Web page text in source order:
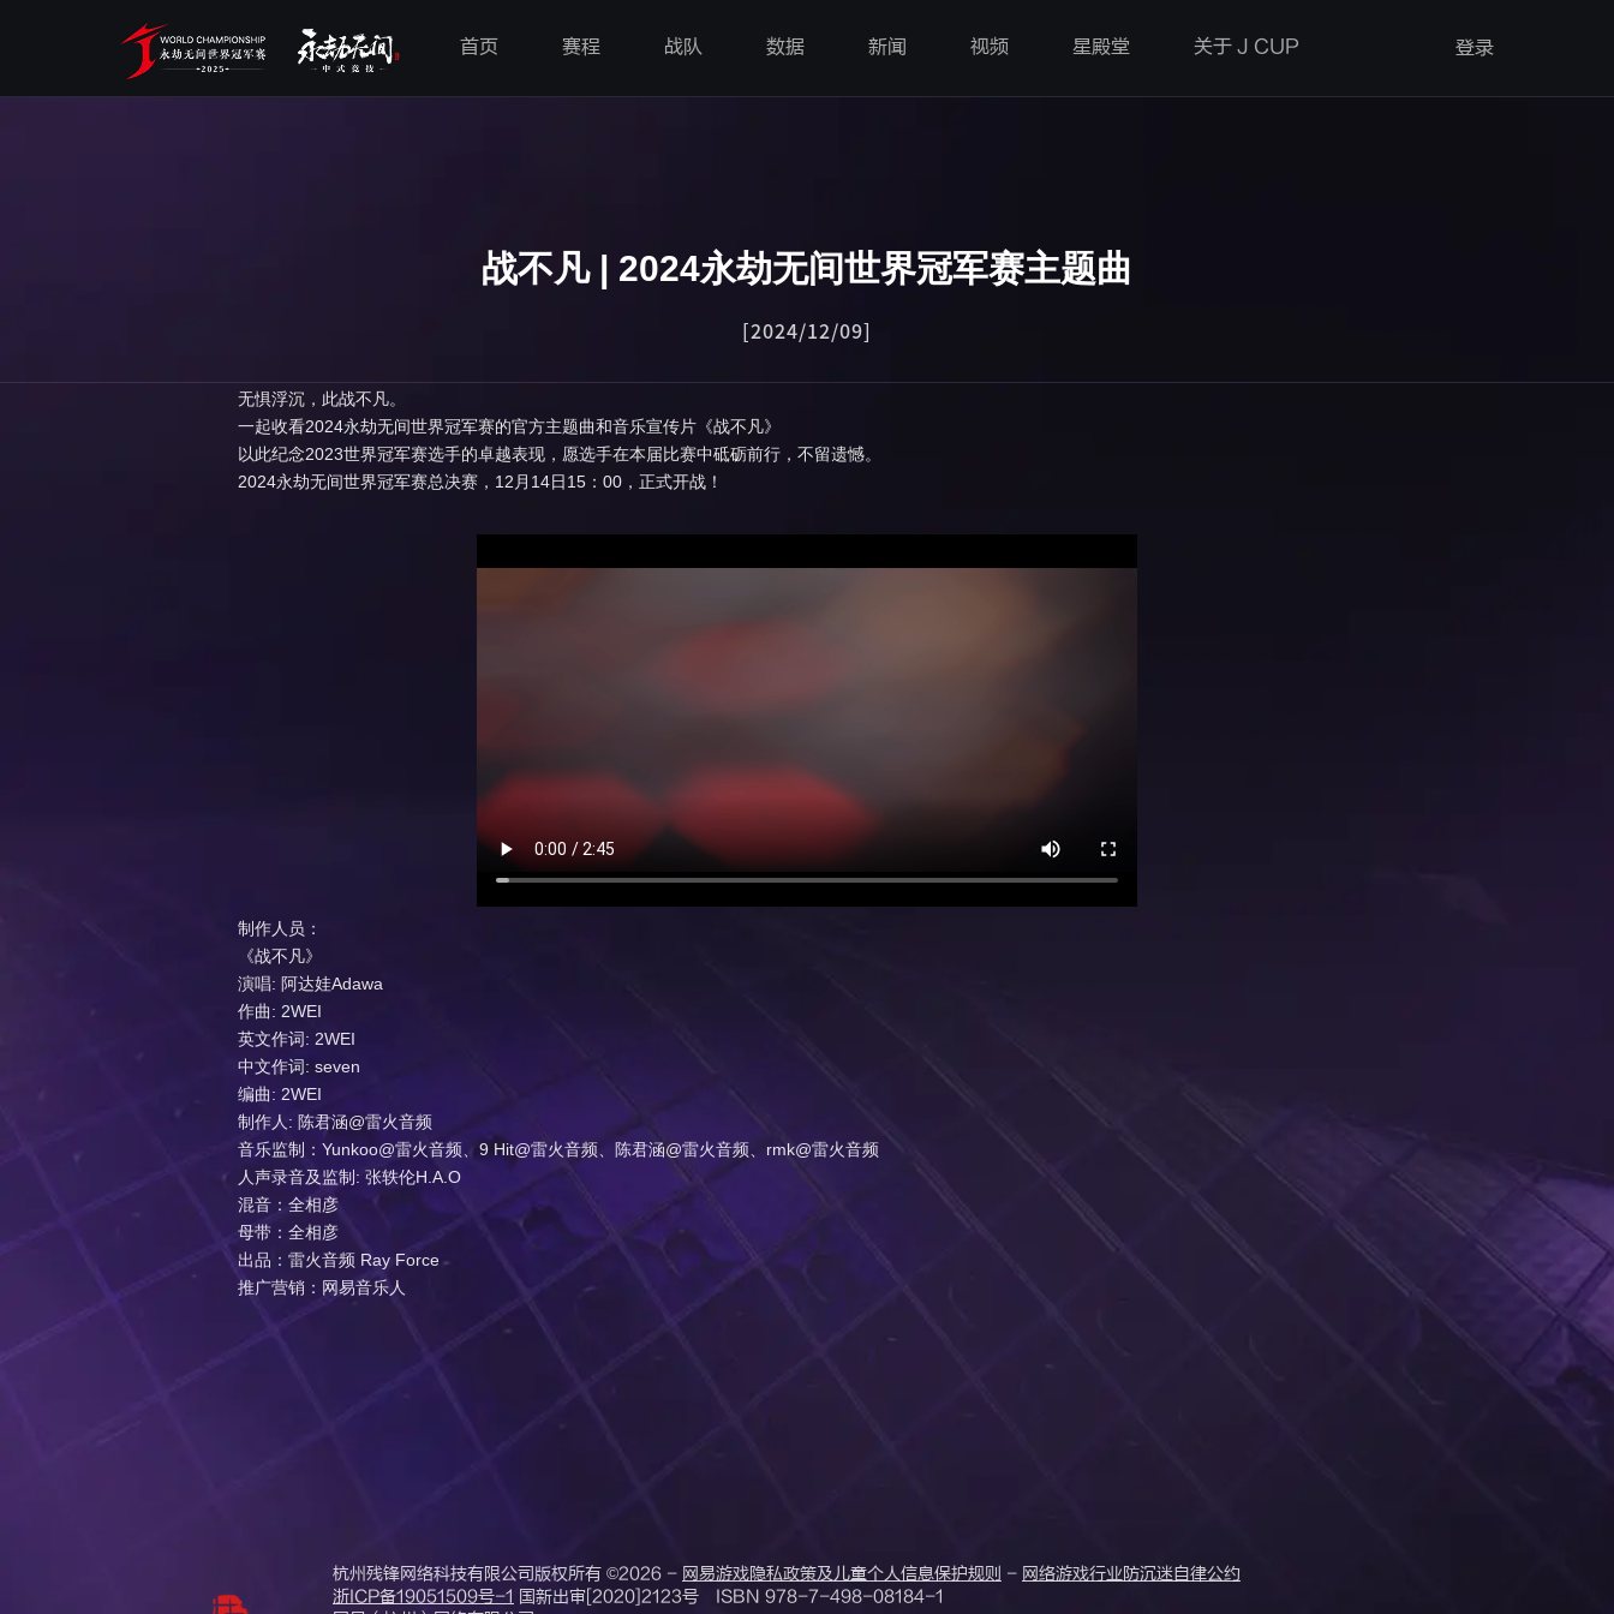
首页 赛程 战队 数据 新闻 视频 星殿堂 关于 J CUP 登录
战不凡 | 2024永劫无间世界冠军赛主题曲
[2024/12/09]
无惧浮沉，此战不凡。
一起收看2024永劫无间世界冠军赛的官方主题曲和音乐宣传片《战不凡》
以此纪念2023世界冠军赛选手的卓越表现，愿选手在本届比赛中砥砺前行，不留遗憾。
2024永劫无间世界冠军赛总决赛，12月14日15：00，正式开战！
制作人员：
《战不凡》
演唱: 阿达娃Adawa
作曲: 2WEI
英文作词: 2WEI
中文作词: seven
编曲: 2WEI
制作人: 陈君涵@雷火音频
音乐监制：Yunkoo@雷火音频、9 Hit@雷火音频、陈君涵@雷火音频、rmk@雷火音频
人声录音及监制: 张轶伦H.A.O
混音：全相彦
母带：全相彦
出品：雷火音频 Ray Force
推广营销：网易音乐人
杭州残锋网络科技有限公司版权所有 ©2026 - 网易游戏隐私政策及儿童个人信息保护规则 - 网络游戏行业防沉迷自律公约
浙ICP备19051509号-1 国新出审[2020]2123号 ISBN 978-7-498-08184-1